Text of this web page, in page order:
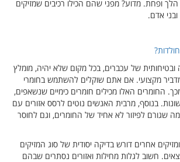
ופחת. מדוע? מפני שהם הכילו רכיבים שמזיקים
ובני אדם.
ובטיחותית של עכברים, בכל מקום שלא יהיה, מומלץ
מקצועי. אם אתם שוקלים להשתמש בחומרי
החומרים האלו מכילים חומרים כימיים שנשאפים,
בנוסף, מרבית האנשים נוטים לרסס אזורים עם
שגורם לפיזור לא אחיד של החומרים, וגם לחוסר
אחרים דורש בדיקה יסודית של סוג המזיקים
חשוב לגלות מחילות ואזורים נסתרים שבהם